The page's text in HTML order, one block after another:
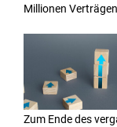
Millionen
Zum Ende des